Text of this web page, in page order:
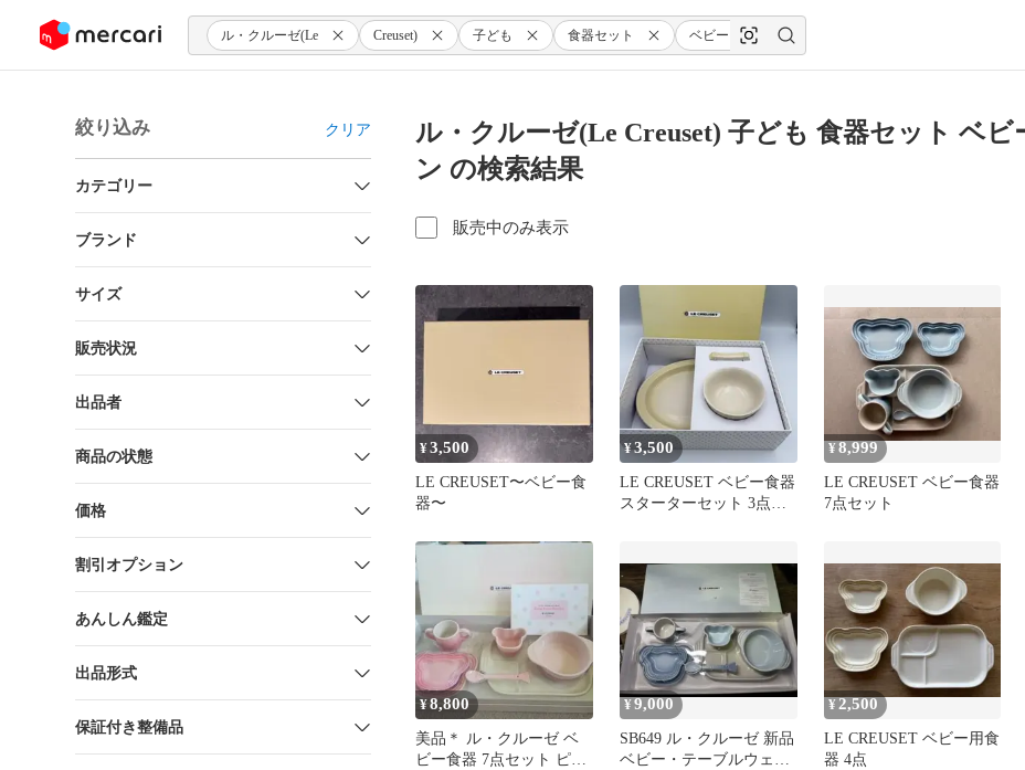
ツにスキップ ル・クルーゼ(Le Creuset) 子ども 食器セット ベビー・スターター・セット
絞り込み クリア
カテゴリー
ブランド
サイズ
販売状況
出品者
商品の状態
価格
割引オプション
あんしん鑑定
出品形式
保証付き整備品
ル・クルーゼ(Le Creuset) 子ども 食器セット ベ
ン の検索結果
販売中のみ表示
¥3,500
LE CREUSET〜ベビー食
器〜
¥3,500
LE CREUSET ベビー食器
スターターセット 3点セ
¥8,999
LE CREUSET ベビー食器
7点セット
¥8,800
美品＊ ル・クルーゼ ベ
ビー食器 7点セット ピン
¥9,000
SB649 ル・クルーゼ 新品
ベビー・テーブルウェ
¥ 2,500
LE CREUSET ベビー用食
器 4点